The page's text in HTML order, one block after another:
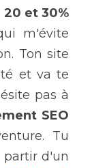
et 30%
m'évite
Ton site
et va te
pas à
SEO
Tu
partir d'un